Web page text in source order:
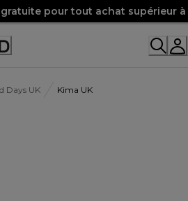
pour tout achat supérieur
Days UK Kima UK